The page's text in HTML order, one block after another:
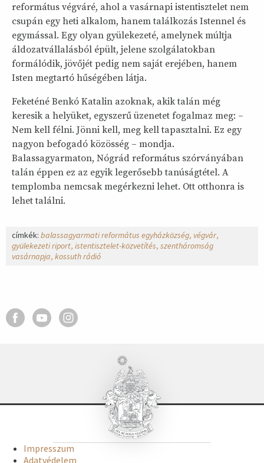
református végváré, ahol a vasárnapi istentisztelet nem
csupán egy heti alkalom, hanem találkozás Istennel és
egymással. Egy olyan gyülekezeté, amelynek múltja
áldozatvállalásból épült, jelene szolgálatokban
formálódik, jövőjét pedig nem saját erejében, hanem
Isten megtartó hűségében látja.
Feketéné Benkó Katalin azoknak, akik talán még
keresik a helyüket, egyszerű üzenetet fogalmaz meg: –
Nem kell félni. Jönni kell, meg kell tapasztalni. Ez egy
nagyon befogadó közösség – mondja.
Balassagyarmaton, Nógrád református szórványában
talán éppen ez az egyik legerősebb tanúságtétel. A
templomba nemcsak megérkezni lehet. Ott otthonra is
lehet találni.
címkék: balassagyarmati református egyházközség végvár
gyülekezeti riport istentisztelet-közvetítés szentháromság
vasárnapja kossuth rádió
Impresszum
Adatvédelem